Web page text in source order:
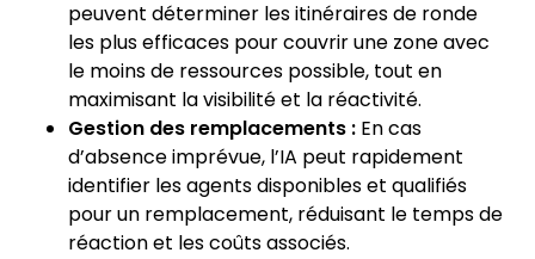
peuvent déterminer les itinéraires de ronde
les plus efficaces pour couvrir une zone avec
le moins de ressources possible, tout en
maximisant la visibilité et la réactivité.
Gestion des remplacements :En cas
d’absence imprévue, l’IA peut rapidement
identifier les agents disponibles et qualifiés
pour un remplacement, réduisant le temps de
réaction et les coûts associés.